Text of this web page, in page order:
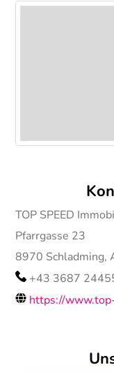
TOP SPEED
Pfarrgasse 23
8970 Schladming,
+43 3687
https://